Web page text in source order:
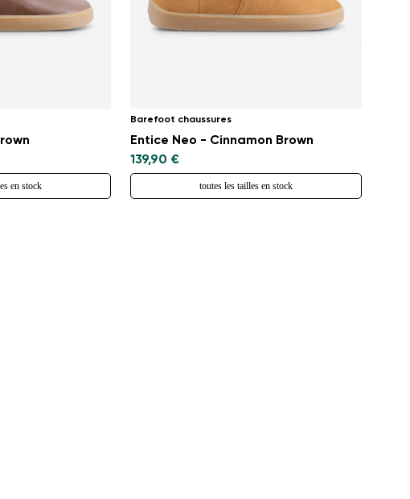
en stock
Barefoot chaussures
Entice Neo - Cinnamon Brown
139,90 €
toutes les tailles en stock